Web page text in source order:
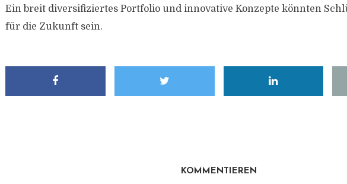
Ein breit diversifiziertes Portfolio und innovative Konzepte könnten
für die Zukunft sein.
KOMMENTIEREN